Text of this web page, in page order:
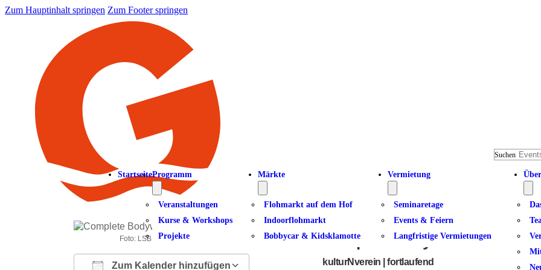
Zum Hauptinhalt springen Zum Footer springen
Suchen
StartseiteProgramm
Veranstaltungen
Kurse & Workshops
Projekte
Märkte
Flohmarkt auf dem Hof
Indoorflohmarkt
Bobbycar & Kidsklamotte
Vermietung
Seminaretage
Events & Feiern
Langfristige Vermietungen
Foto: LSB NRW Andrea Bowinkelmann
Zum Kalender hinzufügen
Complete Bodyworkout am
kulturNverein | fortlaufend